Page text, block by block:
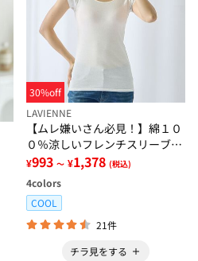
30%off
LAVIENNE
【ムレ嫌いさん必見！】綿１０
０％涼しいフレンチスリーブイ
ンナー＜さらりラボ＞
¥993 ～ ¥1,378 (税込)
4colors
COOL
21件
チラ見をする